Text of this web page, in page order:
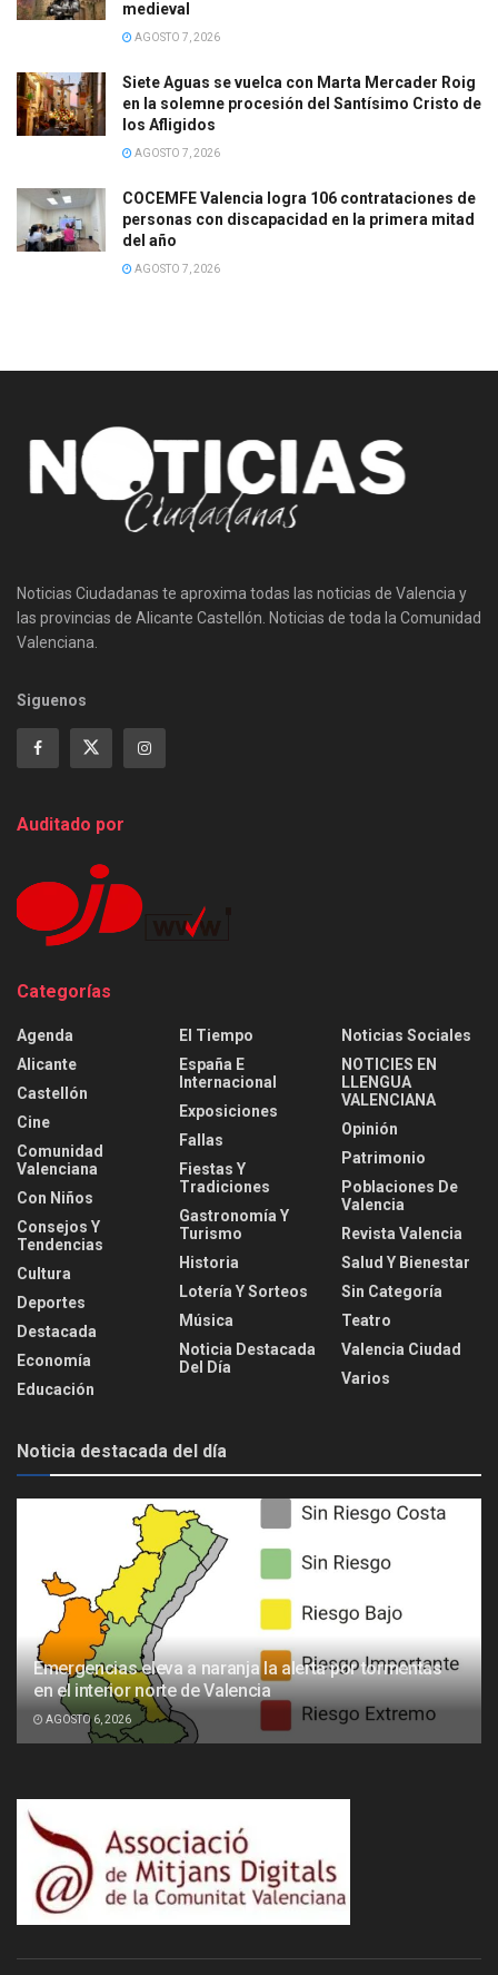
medieval
AGOSTO 7, 2026
Siete Aguas se vuelca con Marta Mercader Roig
en la solemne procesión del Santísimo Cristo de
los Afligidos
AGOSTO 7, 2026
COCEMFE Valencia logra 106 contrataciones de
personas con discapacidad en la primera mitad
del año
AGOSTO 7, 2026
Noticias Ciudadanas te aproxima todas las noticias de Valencia y
las provincias de Alicante Castellón. Noticias de toda la Comunidad
Valenciana.
Siguenos
Auditado por
Categorías
Agenda
Alicante
Castellón
Cine
Comunidad
Valenciana
Con Niños
Consejos Y
Tendencias
Cultura
Deportes
Destacada
Economía
Educación
El Tiempo
España E
Internacional
Exposiciones
Fallas
Fiestas Y
Tradiciones
Gastronomía Y
Turismo
Historia
Lotería Y Sorteos
Música
Noticia Destacada
Del Día
Noticias Sociales
NOTICIES EN
LLENGUA
VALENCIANA
Opinión
Patrimonio
Poblaciones De
Valencia
Revista Valencia
Salud Y Bienestar
Sin Categoría
Teatro
Valencia Ciudad
Varios
Noticia destacada del día
Emergencias eleva a naranja la alerta por tormentas
en el interior norte de Valencia
AGOSTO 6, 2026